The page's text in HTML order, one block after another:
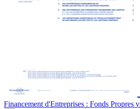
Financement d'Entreprises : Fonds Propres